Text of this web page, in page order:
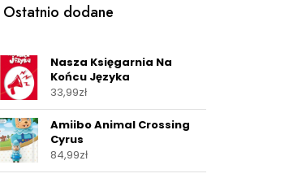
Ostatnio dodane
Nasza Księgarnia Na
Końcu Języka
33,99zł
Amiibo Animal Crossing
Cyrus
84,99zł